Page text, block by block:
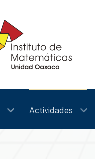
Actividades